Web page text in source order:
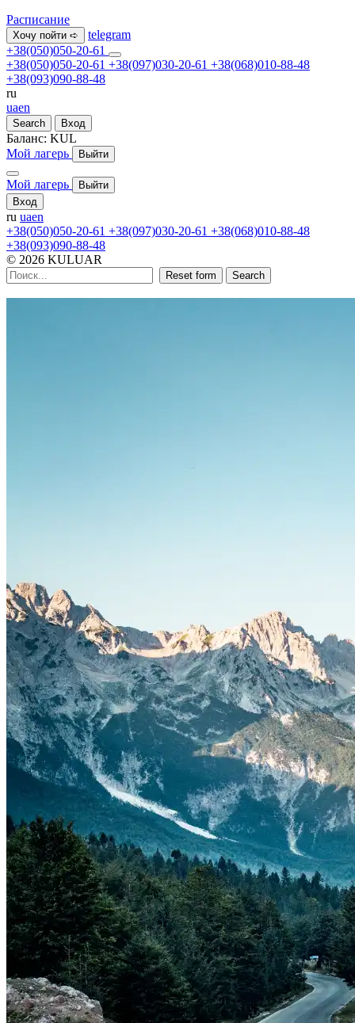
Расписание
Хочу пойти ➪
telegram
+38(050)050-20-61
+38(050)050-20-61 +38(097)030-20-61 +38(068)010-88-48
+38(093)090-88-48
ru
uaen
Search Вход
Баланс: KUL
Мой лагерь
Выйти
Мой лагерь
Выйти
Вход
ru uaen
+38(050)050-20-61 +38(097)030-20-61 +38(068)010-88-48
+38(093)090-88-48
© 2026 KULUAR
Reset form Search